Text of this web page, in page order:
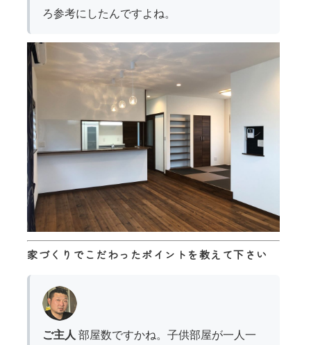
ろ参考にしたんですよね。
家づくりでこだわったポイントを教えて下さい
ご主人部屋数ですかね。子供部屋が一人一